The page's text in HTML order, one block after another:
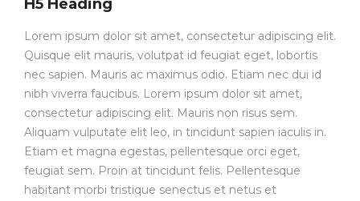
H5 Heading
Lorem ipsum dolor sit amet, consectetur adipiscing elit.
Quisque elit mauris, volutpat id feugiat eget, lobortis
nec sapien. Mauris ac maximus odio. Etiam nec dui id
nibh viverra faucibus. Lorem ipsum dolor sit amet,
consectetur adipiscing elit. Mauris non risus sem.
Aliquam vulputate elit leo, in tincidunt sapien iaculis in.
Etiam et magna egestas, pellentesque orci eget,
feugiat sem. Proin at tincidunt felis. Pellentesque
habitant morbi tristique senectus et netus et